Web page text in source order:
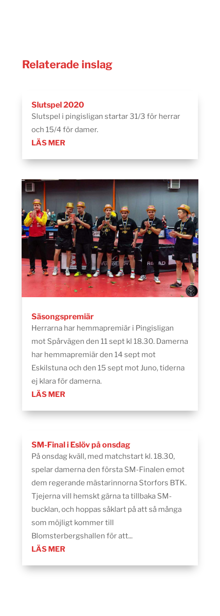
Relaterade inslag
Slutspel 2020
Slutspel i pingisligan startar 31/3 för herrar
och 15/4 för damer.
LÄS MER
Säsongspremiär
Herrarna har hemmapremiär i Pingisligan
mot Spårvägen den 11 sept kl 18.30. Damerna
har hemmapremiär den 14 sept mot
Eskilstuna och den 15 sept mot Juno, tiderna
ej klara för damerna.
LÄS MER
SM-Final i Eslöv på onsdag
På onsdag kväll, med matchstart kl. 18.30,
spelar damerna den första SM-Finalen emot
dem regerande mästarinnorna Storfors BTK.
Tjejerna vill hemskt gärna ta tillbaka SM-
bucklan, och hoppas såklart på att så många
som möjligt kommer till
Blomsterbergshallen för att...
LÄS MER